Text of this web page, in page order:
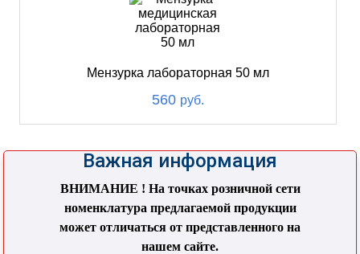
Мензурка лабораторная 50 мл
560 руб.
Важная информация
ВНИМАНИЕ ! На точках розничной сети
номенклатура предлагаемой продукции
может отличаться от представленного на
нашем сайте.